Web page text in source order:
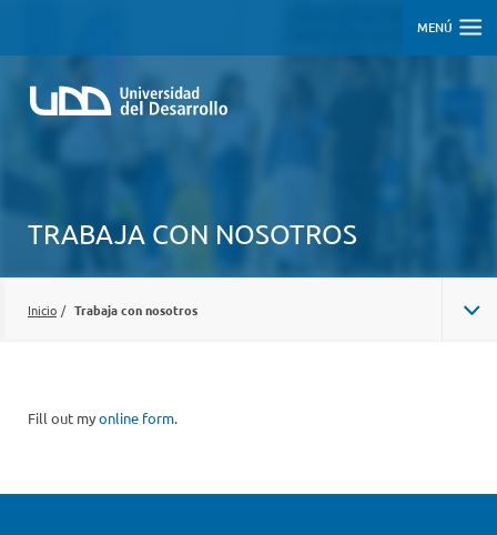
MENÚ
TRABAJA CON NOSOTROS
Inicio / Trabaja con nosotros
Fill out myonline form.